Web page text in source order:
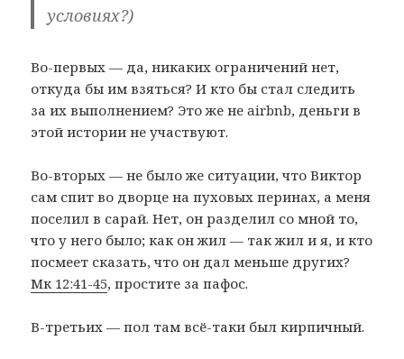
условиях?)
Во-первых — да, никаких ограничений нет,
откуда бы им взяться? И кто бы стал следить
за их выполнением? Это же не airbnb, деньги в
этой истории не участвуют.
Во-вторых — не было же ситуации, что Виктор
сам спит во дворце на пуховых перинах, а меня
поселил в сарай. Нет, он разделил со мной то,
что у него было; как он жил — так жил и я, и кто
посмеет сказать, что он дал меньше других?
Мк 12:41-45, простите за пафос.
В-третьих — пол там всё-таки был кирпичный.